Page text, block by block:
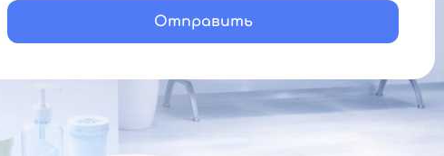
Отправить